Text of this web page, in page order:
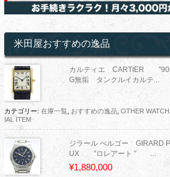
米田屋おすすめの逸品
カルティエ CARTIER
G無垢 タンクルイカルテ...
カテゴリー: 在庫一覧, おすすめの逸品, OTHER WATCH
IAL ITEM
ジラール ぺルゴー GIRARD
UX ”ロレアート ” ...
¥1,880,000